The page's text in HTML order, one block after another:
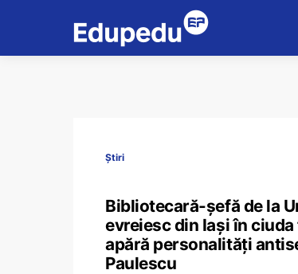
Știri
Bibliotecară-șefă de la
evreiesc din Iași în
apără personalități
Paulescu